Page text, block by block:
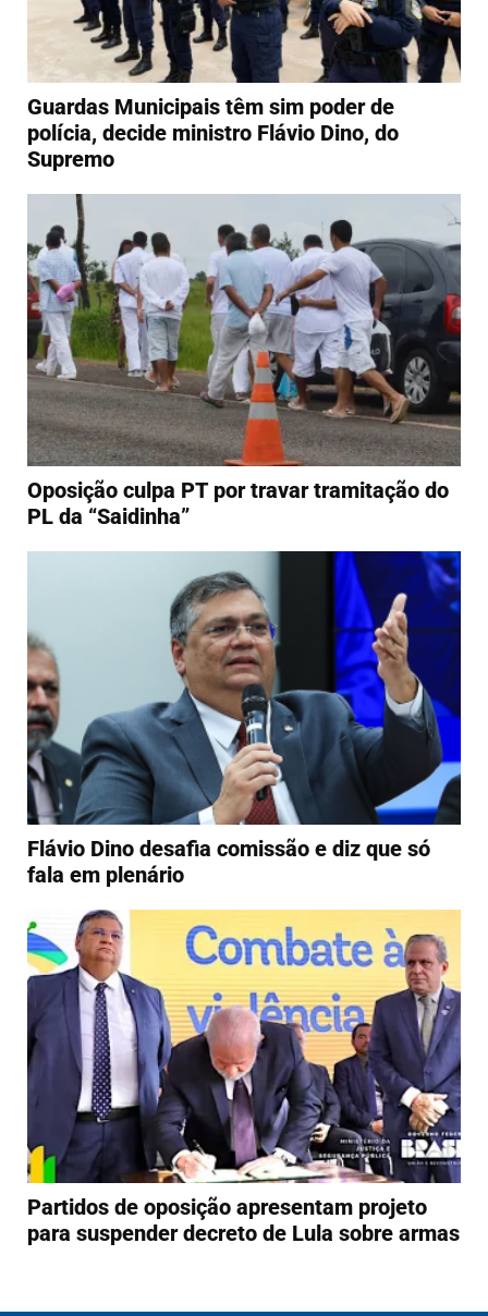
Guardas Municipais têm sim poder de
polícia, decide ministro Flávio Dino, do
Supremo
Oposição culpa PT por travar tramitação do
PL da “Saidinha”
Flávio Dino desafia comissão e diz que só
fala em plenário
Partidos de oposição apresentam projeto
para suspender decreto de Lula sobre armas